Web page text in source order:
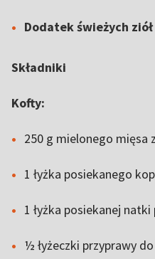
Dodatek świeżych
Składniki
Kofty:
250 g mielonego mięsa
1 łyżka posiekanego
1 łyżka posiekanej
½ łyżeczki przyprawy